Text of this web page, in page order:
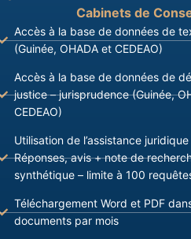
Cabinets de
Accès à la base de données de
(Guinée, OHADA et CEDEAO)
Accès à la base de données de
justice – jurisprudence (Guinée,
CEDEAO)
Utilisation de l’assistance
Réponses, avis + note de
synthétique – limite à 100
Téléchargement Word et PDF
documents par mois